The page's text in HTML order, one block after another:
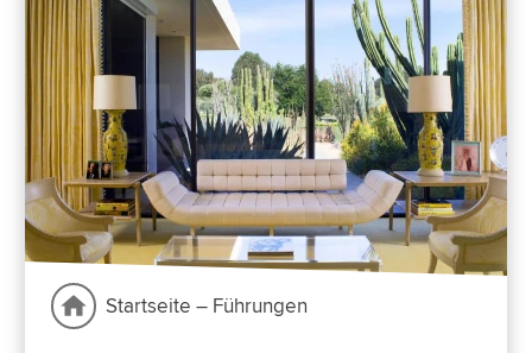
Startseite – Führungen